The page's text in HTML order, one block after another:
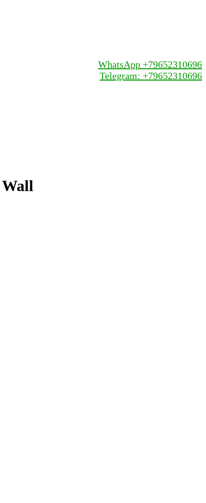
WhatsApp +79652310696
Telegram: +79652310696